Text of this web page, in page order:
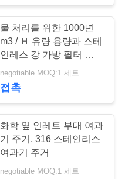
물 처리를 위한 1000년
m3 / Ｈ 유량 용량과 스테
인레스 강 가방 필터 하우
negotiable MOQ:1 세트
접촉
화학 옆 인레트 부대 여과
기 주거, 316 스테인리스
여과기 주거
negotiable MOQ:1 세트